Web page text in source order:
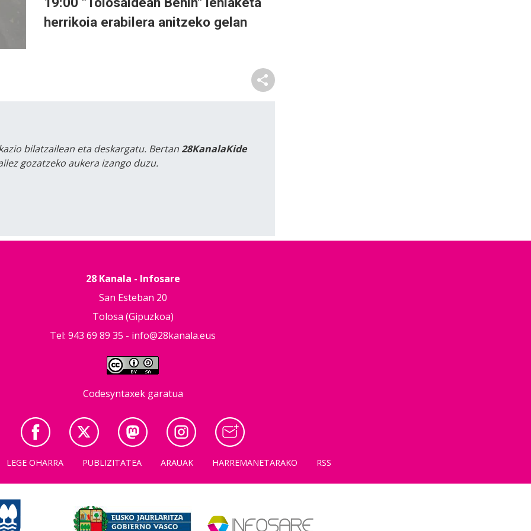
herrikoia erabilera anitzeko gelan
bilatzailean eta deskargatu. Bertan28KanalaKide
gozatzeko aukera izango duzu.
28 Kanala - Infosare
San Esteban 20
Tolosa (Gipuzkoa)
Tel: 943 69 89 35 - info@28kanala.eus
Codesyntaxek garatua
LEGE OHARRA PUBLIZITATEA ARAUAK HARREMANETARAKO RSS